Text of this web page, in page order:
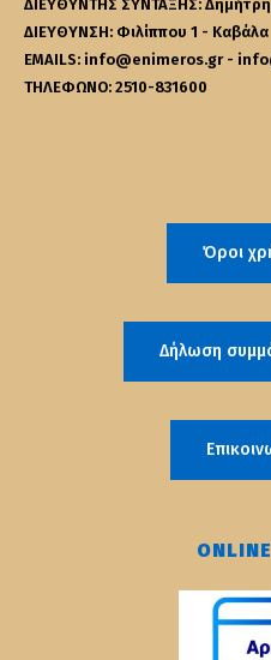
ΔΙΕΥΘΥΝΤΗΣ ΣΥΝΤΑΞΗΣ: Δημήτρης
ΔΙΕΥΘΥΝΣΗ: Φιλίππου 1 - Καβάλα
EMAILS: info@enimeros.gr -
ΤΗΛΕΦΩΝΟ: 2510-831600
Όροι
Δήλωση